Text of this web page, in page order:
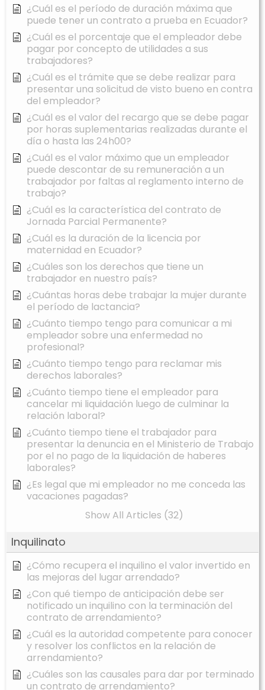
¿Cuál es el período de duración máxima que
puede tener un contrato a prueba en Ecuador?
¿Cuál es el porcentaje que el empleador debe
pagar por concepto de utilidades a sus
trabajadores?
¿Cuál es el trámite que se debe realizar para
presentar una solicitud de visto bueno en contra
del empleador?
¿Cuál es el valor del recargo que se debe pagar
por horas suplementarias realizadas durante el
día o hasta las 24h00?
¿Cuál es el valor máximo que un empleador
puede descontar de su remuneración a un
trabajador por faltas al reglamento interno de
trabajo?
¿Cuál es la característica del contrato de
Jornada Parcial Permanente?
¿Cuál es la duración de la licencia por
maternidad en Ecuador?
¿Cuáles son los derechos que tiene un
trabajador en nuestro país?
¿Cuántas horas debe trabajar la mujer durante
el período de lactancia?
¿Cuánto tiempo tengo para comunicar a mi
empleador sobre una enfermedad no
profesional?
¿Cuánto tiempo tengo para reclamar mis
derechos laborales?
¿Cuánto tiempo tiene el empleador para
cancelar mi liquidación luego de culminar la
relación laboral?
¿Cuánto tiempo tiene el trabajador para
presentar la denuncia en el Ministerio de Trabajo
por el no pago de la liquidación de haberes
laborales?
¿Es legal que mi empleador no me conceda las
vacaciones pagadas?
Show All Articles (32)
Inquilinato
¿Cómo recupera el inquilino el valor invertido en
las mejoras del lugar arrendado?
¿Con qué tiempo de anticipación debe ser
notificado un inquilino con la terminación del
contrato de arrendamiento?
¿Cuál es la autoridad competente para conocer
y resolver los conflictos en la relación de
arrendamiento?
¿Cuáles son las causales para dar por terminado
un contrato de arrendamiento?